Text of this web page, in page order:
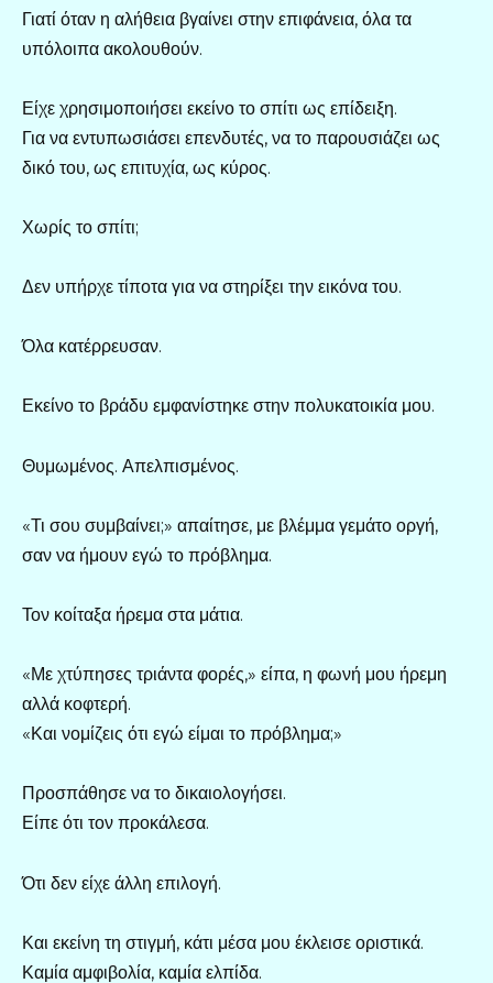
Γιατί όταν η αλήθεια βγαίνει στην επιφάνεια, όλα τα
υπόλοιπα ακολουθούν.
Είχε χρησιμοποιήσει εκείνο το σπίτι ως επίδειξη.
Για να εντυπωσιάσει επενδυτές, να το παρουσιάζει ως
δικό του, ως επιτυχία, ως κύρος.
Χωρίς το σπίτι;
Δεν υπήρχε τίποτα για να στηρίξει την εικόνα του.
Όλα κατέρρευσαν.
Εκείνο το βράδυ εμφανίστηκε στην πολυκατοικία μου.
Θυμωμένος. Απελπισμένος.
«Τι σου συμβαίνει;» απαίτησε, με βλέμμα γεμάτο οργή,
σαν να ήμουν εγώ το πρόβλημα.
Τον κοίταξα ήρεμα στα μάτια.
«Με χτύπησες τριάντα φορές,» είπα, η φωνή μου ήρεμη
αλλά κοφτερή.
«Και νομίζεις ότι εγώ είμαι το πρόβλημα;»
Προσπάθησε να το δικαιολογήσει.
Είπε ότι τον προκάλεσα.
Ότι δεν είχε άλλη επιλογή.
Και εκείνη τη στιγμή, κάτι μέσα μου έκλεισε οριστικά.
Καμία αμφιβολία, καμία ελπίδα.